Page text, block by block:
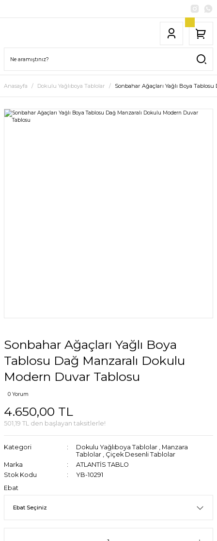
Anasayfa Dokulu Yağlıboya Tablolar Sonbahar Ağaçları Yağlı Boya
Sonbahar Ağaçları Yağlı Boya
Tablosu Dağ Manzaralı Dokulu
Modern Duvar Tablosu
0 Yorum
4.650,00 TL
501,19 TL den başlayan taksitlerle!
Kategori Dokulu Yağlıboya Tablolar , Manzara
Tablolar , Çiçek Desenli Tablolar
Marka
ATLANTİS TABLO
Stok Kodu
YB-10291
Ebat